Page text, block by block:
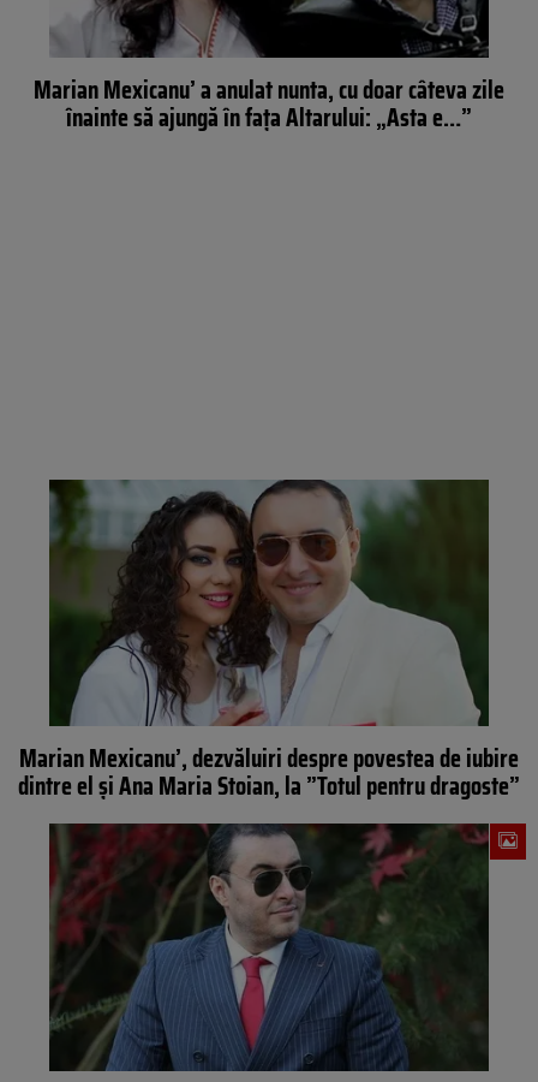
Marian Mexicanu’ a anulat nunta, cu doar câteva zile
înainte să ajungă în fața Altarului: „Asta e…”
Marian Mexicanu’, dezvăluiri despre povestea de iubire
dintre el și Ana Maria Stoian, la ”Totul pentru dragoste”